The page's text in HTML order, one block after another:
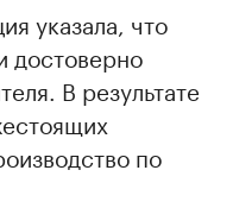
указала, что
достоверно
В результате
по